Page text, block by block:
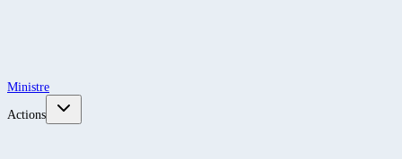
Ministre
Actions